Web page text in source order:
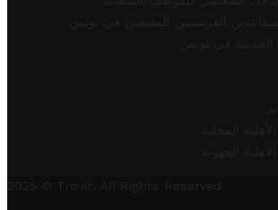
الفرنسيين المقيمين في تونس
الجديدة في تونس
المحلية
الجهوية
2025 © Trovit. All Rights Reserved.